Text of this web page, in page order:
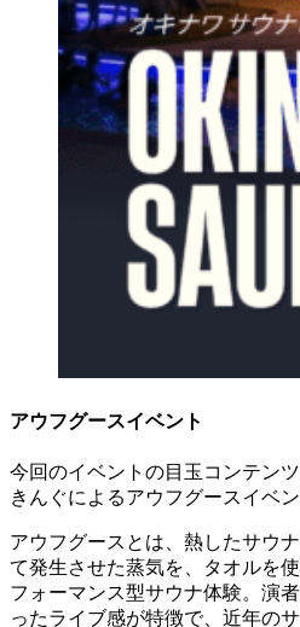
アウフグースイベント
今回のイベントの目玉コンテン
きんぐによるアウフグースイベン
アウフグースとは、熱したサウ
て発生させた蒸気を、タオルを
フォーマンス型サウナ体験。演
ったライブ感が特徴で、近年の